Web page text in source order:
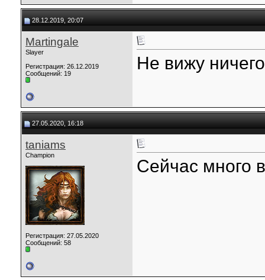
28.12.2019, 20:07
Martingale
Slayer
Регистрация: 26.12.2019
Сообщений: 19
Не вижу
27.05.2020, 16:18
taniams
Champion
Регистрация: 27.05.2020
Сообщений: 58
Сейчас много